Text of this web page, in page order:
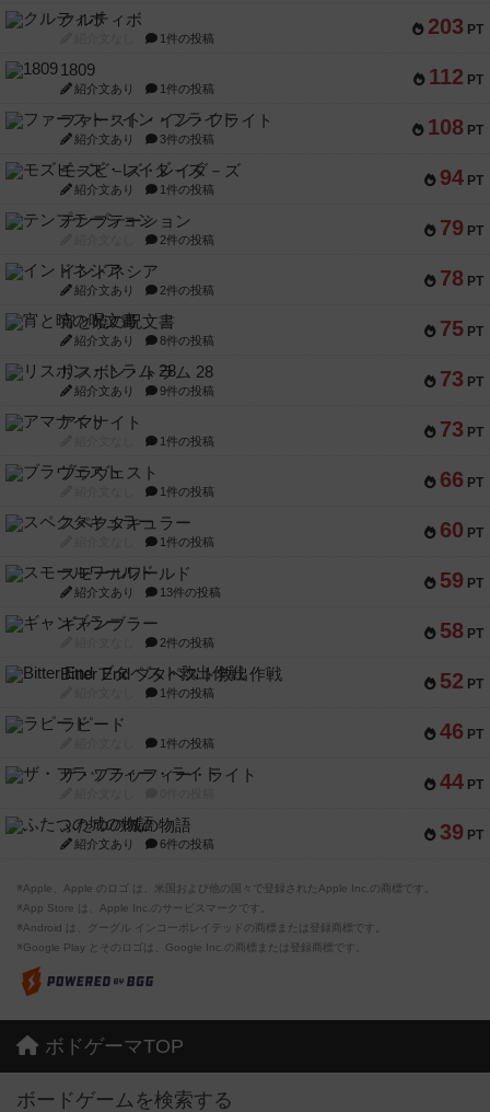
203 PT
クルティボ
1件の投稿
112 PT
1809
紹介文あり 1件の投稿
108 PT
ファースト・イン・フライト
紹介文あり 3件の投稿
94 PT
モズビ－ズ・レイダ－ズ
紹介文あり 1件の投稿
79 PT
テンプテーション
2件の投稿
78 PT
インドネシア
紹介文あり 2件の投稿
75 PT
宵と暁の呪文書
紹介文あり 8件の投稿
73 PT
リスボン・トラム 28
紹介文あり 9件の投稿
73 PT
アマナイト
1件の投稿
66 PT
ブラヴェスト
1件の投稿
60 PT
スペクタキュラー
1件の投稿
59 PT
スモールワールド
紹介文あり 13件の投稿
58 PT
ギャンブラー
2件の投稿
52 PT
Bitter End ブタペスト救出作戦
1件の投稿
46 PT
ラピード
1件の投稿
44 PT
ザ・フラッフィー・ライト
39 PT
ふたつの城の物語
紹介文あり 6件の投稿
※Apple、Apple のロゴ は、米国および他の国々で登録されたApple Inc.の商標です。
※App Store は、Apple Inc.のサービスマークです。
※Android は、グーグル インコーポレイテッドの商標または登録商標です。
※Google Play とそのロゴは、Google Inc.の商標または登録商標です。
ボドゲーマTOP
ボードゲームを検索する